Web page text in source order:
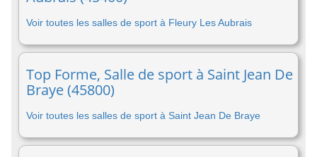
Voir toutes les salles de sport à Fleury Les Aubrais
Top Forme, Salle de sport à Saint Jean De
Braye (45800)
Voir toutes les salles de sport à Saint Jean De Braye